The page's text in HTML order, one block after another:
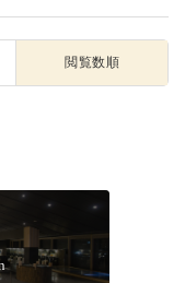
閲覧数順